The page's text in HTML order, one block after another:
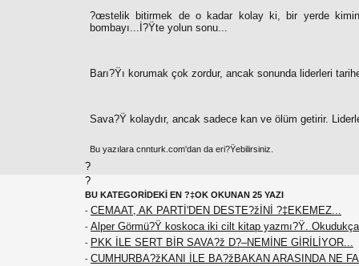
?œstelik bitirmek de o kadar kolay ki, bir yerde kimin
bombayı...İ?Ÿte yolun sonu...
Barı?Ÿı korumak çok zordur, ancak sonunda liderleri
Sava?Ÿ kolaydır, ancak sadece kan ve ölüm getirir.
Bu yazılara cnnturk.com'dan da eri?Ÿebilirsiniz.
?
?
BU KATEGORİDEKİ EN ?‡OK OKUNAN 25 YAZI
- CEMAAT, AK PARTİ'DEN DESTE?žİNİ ?‡EKEMEZ...
- Alper Görmü?Ÿ koskoca iki cilt kitap yazmı?Ÿ.
- PKK İLE SERT BİR SAVA?ž D?–NEMİNE GİRİLİYOR...
- CUMHURBA?žKANI İLE BA?žBAKAN ARASINDA NE